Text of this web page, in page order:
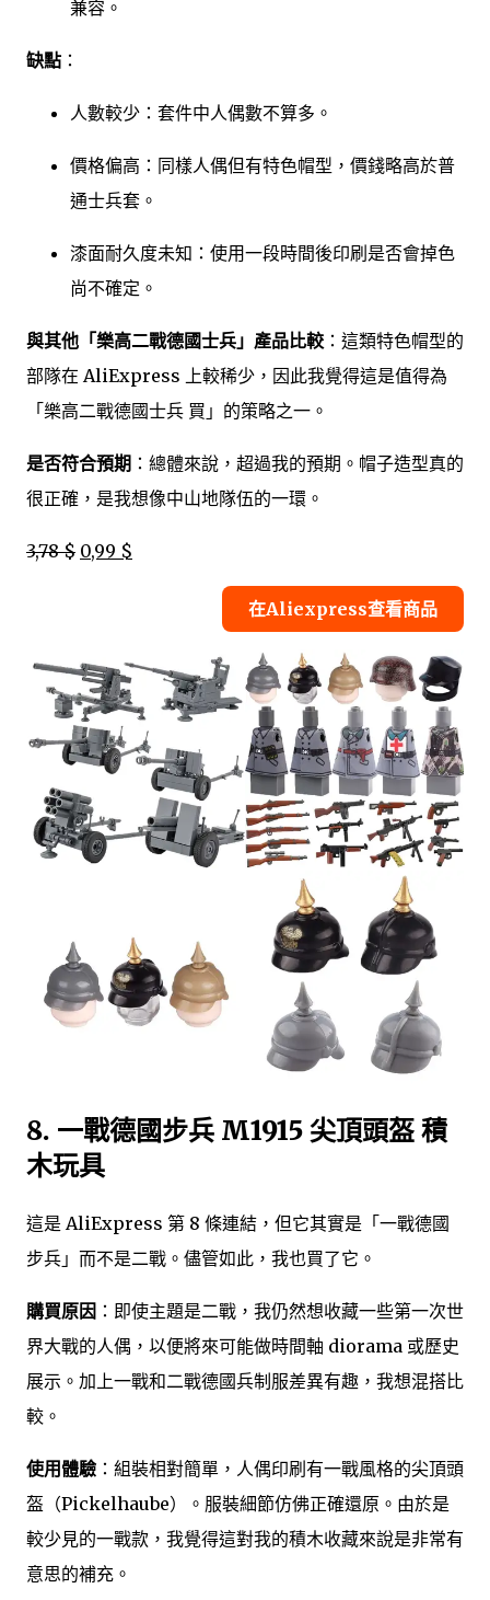
兼容。
缺點 ：
人數較少：套件中人偶數不算多。
價格偏高：同樣人偶但有特色帽型，價錢略高於普
通士兵套。
漆面耐久度未知：使用一段時間後印刷是否會掉色
尚不確定。
與其他「樂高二戰德國士兵」產品比較 ：這類特色帽型的
部隊在 AliExpress 上較稀少，因此我覺得這是值得為
「樂高二戰德國士兵 買」的策略之一。
是否符合預期 ：總體來說，超過我的預期。帽子造型真的
很正確，是我想像中山地隊伍的一環。
3,78 $ 0,99 $
在Aliexpress查看商品
8. 一戰德國步兵 M1915 尖頂頭盔 積
木玩具
這是 AliExpress 第 8 條連結，但它其實是「一戰德國
步兵」而不是二戰。儘管如此，我也買了它。
購買原因 ：即使主題是二戰，我仍然想收藏一些第一次世
界大戰的人偶，以便將來可能做時間軸 diorama 或歷史
展示。加上一戰和二戰德國兵制服差異有趣，我想混搭比
較。
使用體驗 ：組裝相對簡單，人偶印刷有一戰風格的尖頂頭
盔（Pickelhaube）。服裝細節仿佛正確還原。由於是
較少見的一戰款，我覺得這對我的積木收藏來說是非常有
意思的補充。